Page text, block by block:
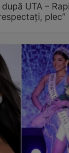
UTA –
plec”